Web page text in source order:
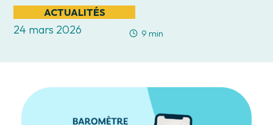
ACTUALITÉS
24 mars 2026 9 min